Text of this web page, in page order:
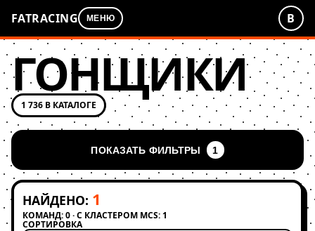
FATRACING МЕНЮ В
ГОНЩИКИ
1 736 В КАТАЛОГЕ
ПОКАЗАТЬ ФИЛЬТРЫ 1
НАЙДЕНО: 1
КОМАНД: 0 · С КЛАСТЕРОМ MCS: 1
СОРТИРОВКА
Применить сортировку